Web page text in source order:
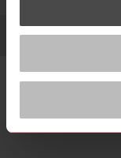
části
K provozu stránek,
médií, analýze
Více najdete v
Děkujeme za
POPIS POČET
Dekorativní
hravou a veselou